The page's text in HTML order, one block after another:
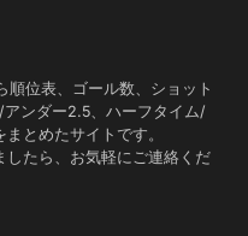
位表、ゴール数、ショット
ンダー2.5、ハーフタイム/
とめたサイトです。
したら、お気軽にご連絡くだ